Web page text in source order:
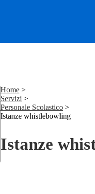
Home >
Servizi >
Personale Scolastico >
Istanze whistlebowling
Istanze